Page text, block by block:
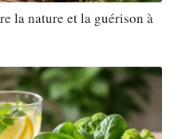
la nature et la guérison à